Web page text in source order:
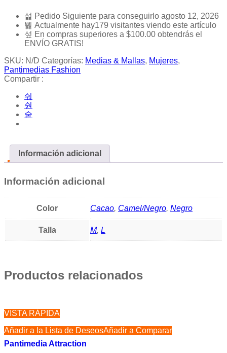
Pedido Siguiente para conseguirlo agosto 12, 2026
Actualmente hay179 visitantes viendo este artículo
En compras superiores a $100.00 obtendrás el
ENVÍO GRATIS!
SKU: N/D Categorías: Medias & Mallas, Mujeres,
Pantimedias Fashion
Compartir :
Información adicional
Información adicional
Color Cacao, Camel/Negro, Negro
Talla M, L
Productos relacionados
VISTA RÁPIDA
Añadir a la Lista de DeseosAñadir a Comparar
Pantimedia Attraction